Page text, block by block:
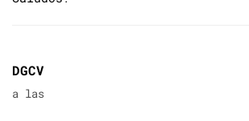
DGCV
a las